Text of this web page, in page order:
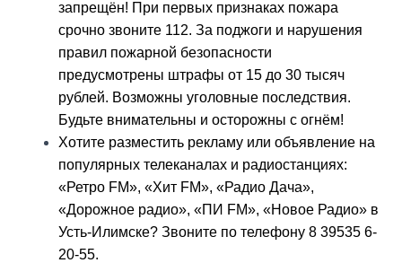
запрещён! При первых признаках пожара
срочно звоните 112. За поджоги и нарушения
правил пожарной безопасности
предусмотрены штрафы от 15 до 30 тысяч
рублей. Возможны уголовные последствия.
Будьте внимательны и осторожны с огнём!
Хотите разместить рекламу или объявление на
популярных телеканалах и радиостанциях:
«Ретро FM», «Хит FM», «Радио Дача»,
«Дорожное радио», «ПИ FM», «Новое Радио» в
Усть-Илимске? Звоните по телефону 8 39535 6-
20-55.